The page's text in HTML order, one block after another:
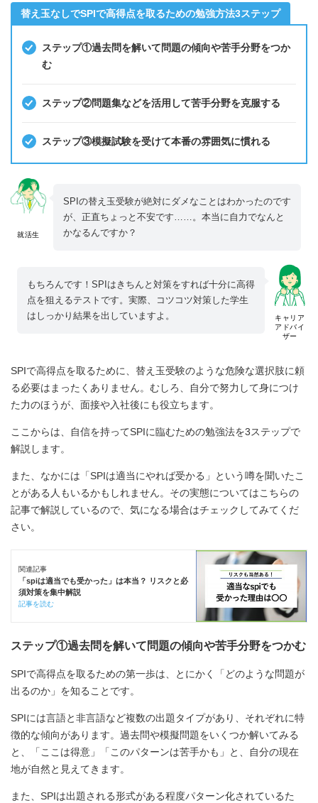
替え玉なしでSPIで高得点を取るための勉強方法3ステップ
ステップ①過去問を解いて問題の傾向や苦手分野をつか
む
ステップ②問題集などを活用して苦手分野を克服する
ステップ③模擬試験を受けて本番の雰囲気に慣れる
就活生
SPIの替え玉受験が絶対にダメなことはわかったのです
が、正直ちょっと不安です……。本当に自力でなんと
かなるんですか？
キャリア
アドバイ
ザー
もちろんです！SPIはきちんと対策をすれば十分に高得
点を狙えるテストです。実際、コツコツ対策した学生
はしっかり結果を出していますよ。
SPIで高得点を取るために、替え玉受験のような危険な選択肢に頼
る必要はまったくありません。むしろ、自分で努力して身につけ
た力のほうが、面接や入社後にも役立ちます。
ここからは、自信を持ってSPIに臨むための勉強法を3ステップで
解説します。
また、なかには「SPIは適当にやれば受かる」という噂を聞いたこ
とがある人もいるかもしれません。その実態についてはこちらの
記事で解説しているので、気になる場合はチェックしてみてくだ
さい。
関連記事
「spiは適当でも受かった」は本当？ リスクと必
須対策を集中解説
記事を読む
ステップ①過去問を解いて問題の傾向や苦手分野をつかむ
SPIで高得点を取るための第一歩は、とにかく「どのような問題が
出るのか」を知ることです。
SPIには言語と非言語など複数の出題タイプがあり、それぞれに特
徴的な傾向があります。過去問や模擬問題をいくつか解いてみる
と、「ここは得意」「このパターンは苦手かも」と、自分の現在
地が自然と見えてきます。
また、SPIは出題される形式がある程度パターン化されているた